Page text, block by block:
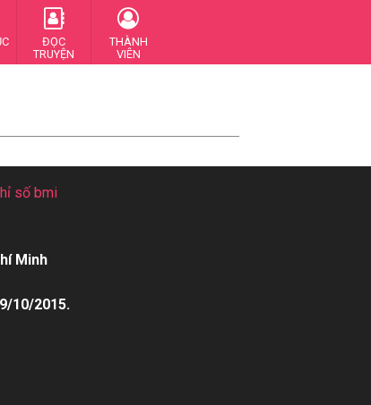
ĐỌC
TRUYỆN
THÀNH
VIÊN
số bmi
Minh
10/2015.